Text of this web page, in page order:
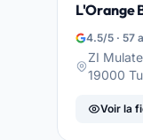
L'Orange
4.5/5 · 57
ZI
19000
Voir la